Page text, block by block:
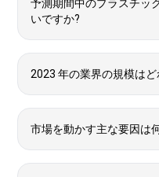
予測期間中のプラスチッ
いですか?
2023 年の業界の規模は
市場を動かす主な要因は